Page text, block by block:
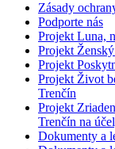
Zásady
Podporte nás
Projekt Luna,
Projekt
Projekt
Projekt Život
Trenčín
Projekt
Trenčín na
Dokumenty a